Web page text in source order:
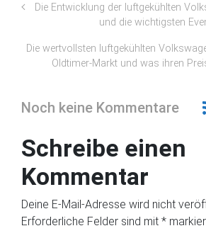
Die Entwicklung der luftgekühlten
und die wichtigsten
Die wertvollsten luftgekühlten
Oldtimer-Markt und was ihren
Noch keine Kommentare
Schreibe einen
Kommentar
Deine E-Mail-Adresse wird nicht
Erforderliche Felder sind mit *